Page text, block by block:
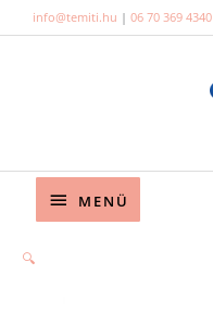
to
info@temiti.hu | 06 70 369 4340
Below
MENÜ
🔍